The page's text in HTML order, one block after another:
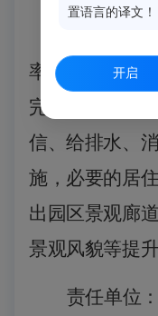
率，盘活低效
完善园区支撑
信、给排水、
施，必要的居
出园区景观廊
景观风貌等提升
责任单位
置语言的译文！
开启